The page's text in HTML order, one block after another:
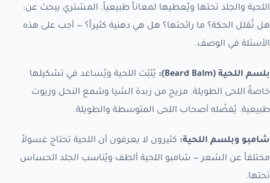
اللحية والجلد تحتها ويُعطيها لمعاناً طبيعياً. المشتري يبحث عن:
هل تُقلل الحكة؟ ما رائحتها؟ هل هي دهنية كثيراً؟ — أجب على هذه
الأسئلة في الوصف.
بلسم اللحية (Beard Balm):
يُثبّت اللحية ويُساعد في تشكيلها
خاصةً اللحى الطويلة. مزيج من زبدة الشيا وشمع النحل وزيوت
طبيعية. يُفضّله أصحاب اللحى المتوسطة والطويلة.
شامبو وبلسم اللحية: كثيرون لا يعرفون أن اللحية تحتاج غسولاً
مختلفاً عن الشعر — شامبو اللحية ألطف ويُناسب الجلد الحساس
تحتها.